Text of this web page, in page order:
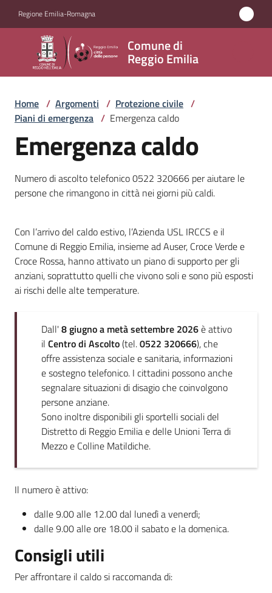
Regione Emilia-Romagna
Comune di
Reggio Emilia
Comune
di
Reggio
Emilia
Amministrazione
Servizi
Vivere
Reggio
Emilia
argomenti
Menu selezionato
m
v
e
n
Home / Argomenti / Protezione civile /
Piani di emergenza / Emergenza caldo
Emergenza caldo
Numero di ascolto telefonico 0522 320666 per aiutare le
persone che rimangono in città nei giorni più caldi.
Con l’arrivo del caldo estivo, l’Azienda USL IRCCS e il
Comune di Reggio Emilia, insieme ad Auser, Croce Verde e
Croce Rossa, hanno attivato un piano di supporto per gli
anziani, soprattutto quelli che vivono soli e sono più esposti
ai rischi delle alte temperature.
Dall' 8 giugno a metà settembre 2026è attivo
il Centro di Ascolto(tel.0522 320666), che
offre assistenza sociale e sanitaria, informazioni
e sostegno telefonico. I cittadini possono anche
segnalare situazioni di disagio che coinvolgono
persone anziane.
Sono inoltre disponibili gli sportelli sociali del
Distretto di Reggio Emilia e delle Unioni Terra di
Mezzo e Colline Matildiche.
Il numero è attivo:
dalle 9.00 alle 12.00 dal lunedì a venerdì;
dalle 9.00 alle ore 18.00 il sabato e la domenica.
Consigli utili
Per affrontare il caldo si raccomanda di: